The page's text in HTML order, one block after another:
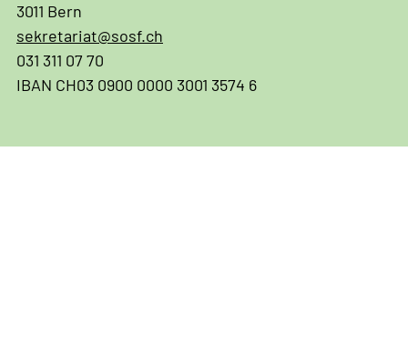
3011 Bern
sekretariat@sosf.ch
031 311 07 70
IBAN CH03 0900 0000 3001 3574 6